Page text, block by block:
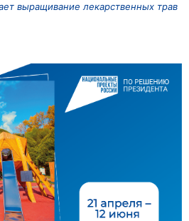
выращивание лекарственных трав